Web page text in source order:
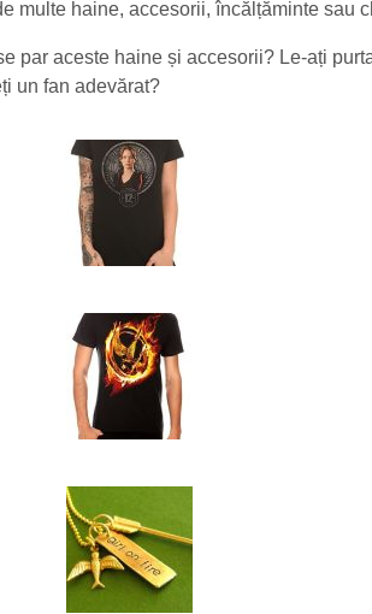
multe haine, accesorii, încălțăminte sau
par aceste haine și accesorii? Le-ați
un fan adevărat?